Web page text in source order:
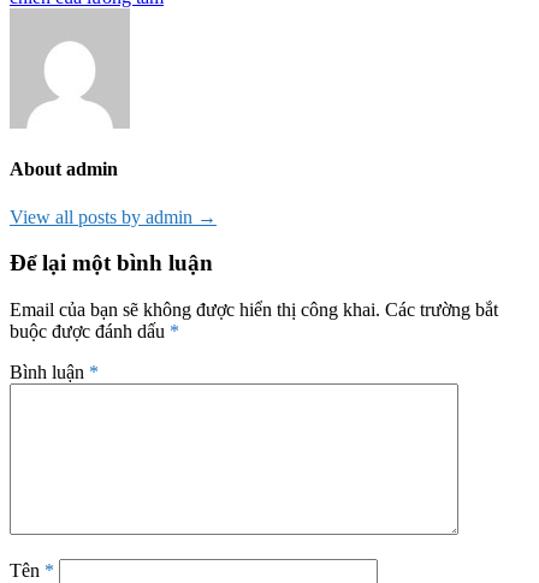
About admin
View all posts by admin →
Để lại một bình luận
Email của bạn sẽ không được hiển thị công khai. Các trường bắt
buộc được đánh dấu *
Bình luận *
Tên *